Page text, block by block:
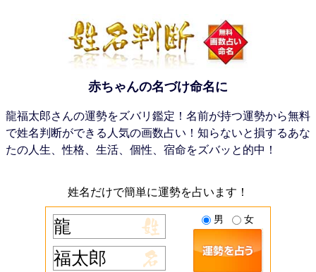
赤ちゃんの名づけ命名に
龍福太郎さんの運勢をズバリ鑑定！名前が持つ運勢から無料
で姓名判断ができる人気の画数占い！知らないと損するあな
たの人生、性格、生活、個性、宿命をズバッと的中！
姓名だけで簡単に運勢を占います！
男 女